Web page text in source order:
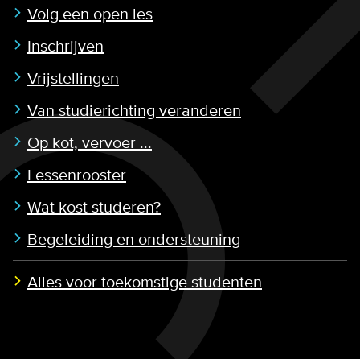
Volg een open les
Inschrijven
Vrijstellingen
Van studierichting veranderen
Op kot, vervoer ...
Lessenrooster
Wat kost studeren?
Begeleiding en ondersteuning
Alles voor toekomstige studenten